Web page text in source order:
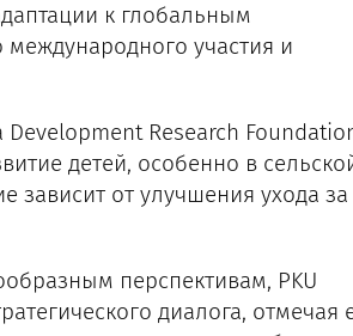
к глобальным
участия и
Research
детей, особенно в
зависит от улучшения ухода за
перспективам, PKU
диалога, отмечая